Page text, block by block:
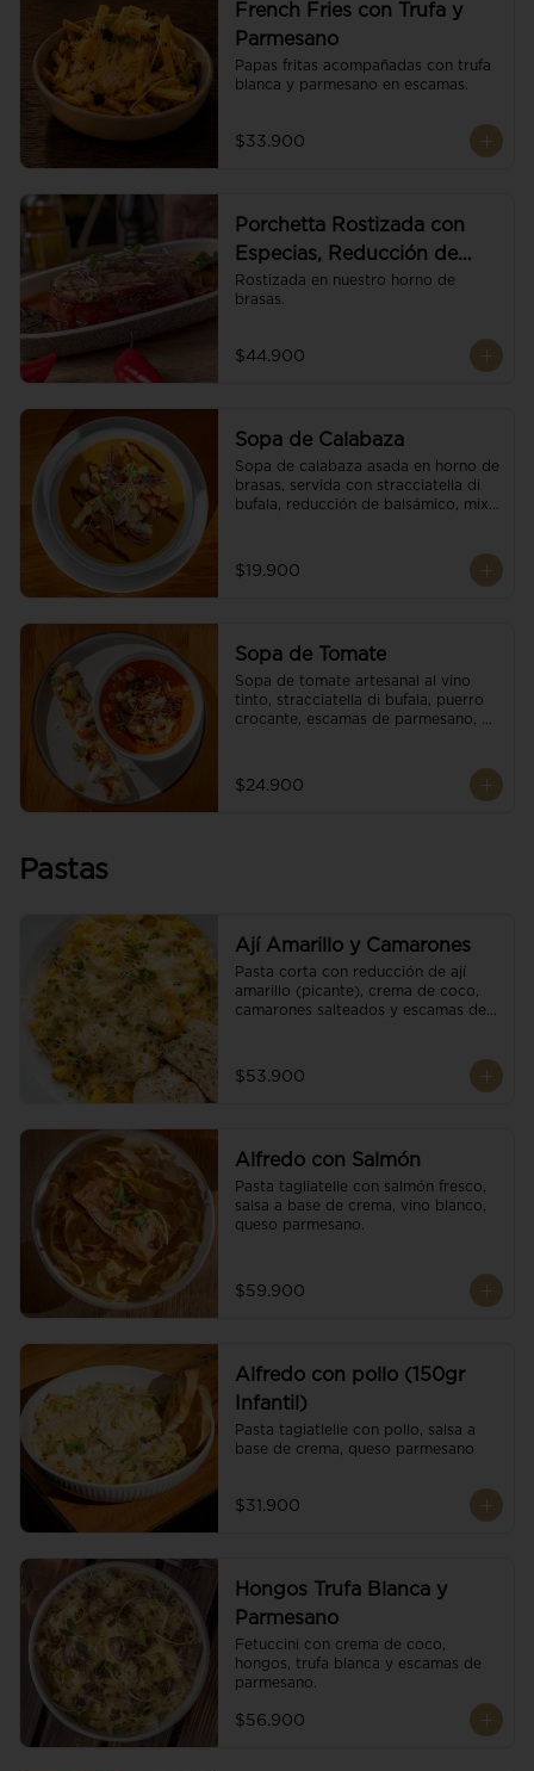
French Fries con Trufa y
Parmesano
Papas fritas acompañadas con trufa
blanca y parmesano en escamas.
$33.900
Porchetta Rostizada con
Especias, Reducción de
Panela y Vino
Rostizada en nuestro horno de
brasas.
$44.900
Sopa de Calabaza
Sopa de calabaza asada en horno de
brasas, servida con stracciatella di
bufala, reducción de balsámico, mix
$19.900
Sopa de Tomate
Sopa de tomate artesanal al vino
tinto, stracciatella di bufala, puerro
crocante, escamas de parmesano,
Acompañado de un tostón de pan
focaccia.
$24.900
Pastas
Ají Amarillo y Camarones
Pasta corta con reducción de ají
amarillo (picante), crema de coco,
camarones salteados y escamas de
$53.900
Alfredo con Salmón
Pasta tagliatelle con salmón fresco,
salsa a base de crema, vino blanco,
queso parmesano.
$59.900
Alfredo con pollo (150gr
Infantil)
Pasta tagiatlelle con pollo, salsa a
base de crema, queso parmesano
$31.900
Hongos Trufa Blanca y
Parmesano
Fetuccini con crema de coco,
hongos, trufa blanca y escamas de
parmesano.
$56.900